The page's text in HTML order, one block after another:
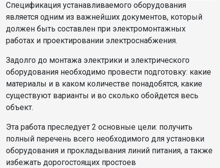
Спецификация устанавливаемого оборудования
является одним из важнейших документов, который
должен быть составлен при электромонтажных
работах и проектировании электроснабжения.
Задолго до монтажа электрики и электрического
оборудования необходимо провести подготовку: какие
материалы и в каком количестве понадобятся, какие
существуют варианты и во сколько обойдется весь
объект.
Эта работа преследует 2 основные цели: получить
полный перечень всего необходимого для установки
оборудования и прокладывания линий питания, а также
избежать дорогостоящих простоев